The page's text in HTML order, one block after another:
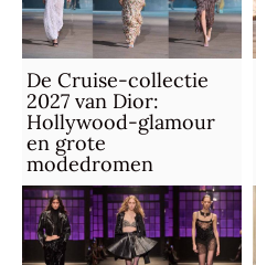
De Cruise-collectie
2027 van Dior:
Hollywood-glamour
en grote
modedromen